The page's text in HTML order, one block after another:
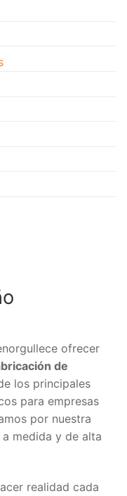
ofrecer
de
los principales
para empresas
por nuestra
medida y de alta
realidad cada